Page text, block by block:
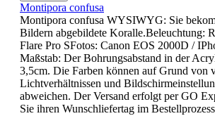
Montipora confusa
Montipora confusa WYSIWYG: Sie
Bildern abgebildete Koralle.Beleuchtung:
Flare Pro SFotos: Canon EOS 2000D /
Maßstab: Der Bohrungsabstand in der
3,5cm. Die Farben können auf Grund von
Lichtverhältnissen und
abweichen. Der Versand erfolgt per GO
Sie ihren Wunschliefertag im